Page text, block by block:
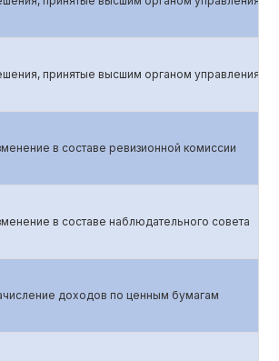
принятые высшим органом управления
в составе ревизионной комиссии
в составе наблюдательного совета
доходов по ценным бумагам